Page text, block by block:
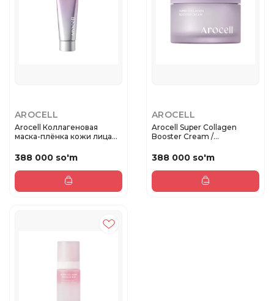
AROCELL
Arocell Коллагеновая
маска-плёнка кожи лица
388 000 so'm
AROCELL
Arocell Super Collagen
Booster Cream /
388 000 so'm